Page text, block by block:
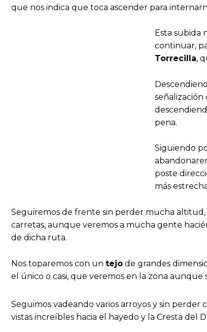
que nos indica que toca ascender para
Esta subida
continuar,
Torrecilla,
señalización
pena.
Siguiendo
poste
más
Seguiremos de frente sin perder mucha
carretas, aunque veremos a mucha gente
de dicha ruta.
Nos toparemos con un tejo de grandes
el único o casi, que veremos en la zona
Seguimos vadeando varios arroyos y sin perder
vistas increíbles hacia el hayedo y la Cresta del